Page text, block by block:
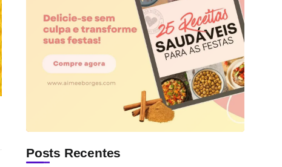
Posts Recentes